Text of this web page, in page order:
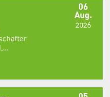
06
Aug.
2026